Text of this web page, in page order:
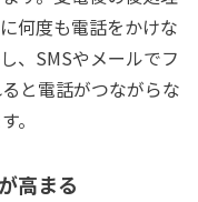
何度も電話をかけな
、SMSやメールでフ
と電話がつながらな
。
高まる